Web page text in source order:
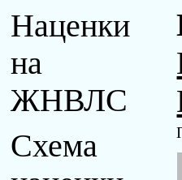
Наценки
на
ЖНВЛС
Схема